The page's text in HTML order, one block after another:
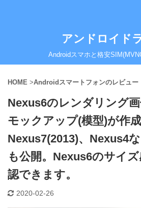
アンドロイド
Androidスマホと格安
HOME >Androidスマートフォンのレビュー
Nexus6のレンダリング
モックアップ(模型)が作成
Nexus7(2013)、Nexus4
も公開。Nexus6のサイ
認できます。
2020-02-26